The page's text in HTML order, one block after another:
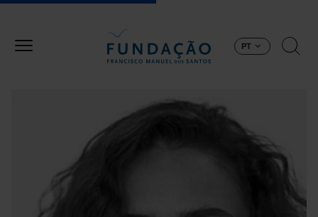
PT